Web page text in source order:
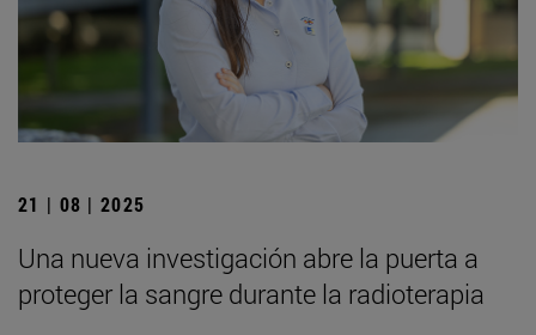
21 | 08 | 2025
Una nueva investigación abre la puerta a
proteger la sangre durante la radioterapia